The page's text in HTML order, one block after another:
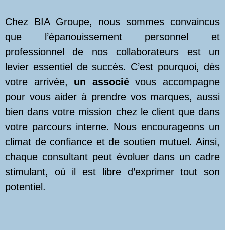
Chez BIA Groupe, nous sommes convaincus
que l’épanouissement personnel et
professionnel de nos collaborateurs est un
levier essentiel de succès. C’est pourquoi, dès
votre arrivée, un associévous accompagne
pour vous aider à prendre vos marques, aussi
bien dans votre mission chez le client que dans
votre parcours interne. Nous encourageons un
climat de confiance et de soutien mutuel. Ainsi,
chaque consultant peut évoluer dans un cadre
stimulant, où il est libre d’exprimer tout son
potentiel.